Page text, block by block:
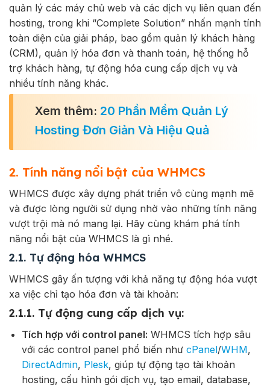
quản lý các máy chủ web và các dịch vụ liên quan đến
hosting, trong khi “Complete Solution” nhấn mạnh tính
toàn diện của giải pháp, bao gồm quản lý khách hàng
(CRM), quản lý hóa đơn và thanh toán, hệ thống hỗ
trợ khách hàng, tự động hóa cung cấp dịch vụ và
nhiều tính năng khác.
Xem thêm: 20 Phần Mềm Quản Lý
Hosting Đơn Giản Và Hiệu Quả
2. Tính năng nổi bật của WHMCS
WHMCS được xây dựng phát triển vô cùng mạnh mẽ
và được lòng người sử dụng nhờ vào những tính năng
vượt trội mà nó mang lại. Hãy cùng khám phá tính
năng nổi bật của WHMCS là gì nhé.
2.1. Tự động hóa WHMCS
WHMCS gây ấn tượng với khả năng tự động hóa vượt
xa việc chỉ tạo hóa đơn và tài khoản:
2.1.1. Tự động cung cấp dịch vụ:
Tích hợp với control panel: WHMCS tích hợp sâu
với các control panel phổ biến như cPanel/WHM,
DirectAdmin, Plesk, giúp tự động tạo tài khoản
hosting, cấu hình gói dịch vụ, tạo email, database,